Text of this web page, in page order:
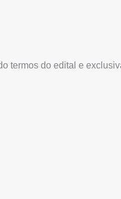
termos do edital e